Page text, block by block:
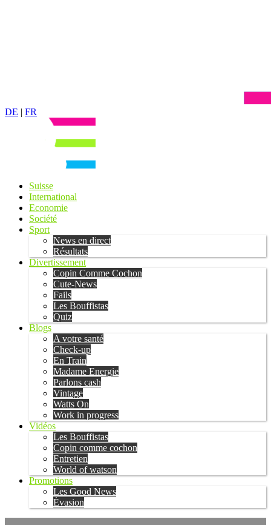
DE | FR
Suisse
International
Economie
Société
Sport
News en direct
Résultats
Divertissement
Copin Comme Cochon
Cute-News
Fails
Les Bouffistas
Quiz
Blogs
A votre santé
Check-up
En Train
Madame Energie
Parlons cash
Vintage
Watts On
Work in progress
Vidéos
Les Bouffistas
Copin comme cochon
Entretien
World of watson
Promotions
Les Good News
Évasion